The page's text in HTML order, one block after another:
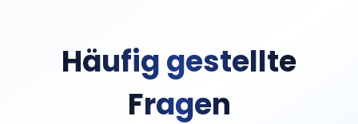
Häufig gestellte
Fragen